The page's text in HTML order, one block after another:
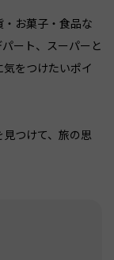
お菓子・食品な
ート、スーパーと
をつけたいポイ
つけて、旅の思